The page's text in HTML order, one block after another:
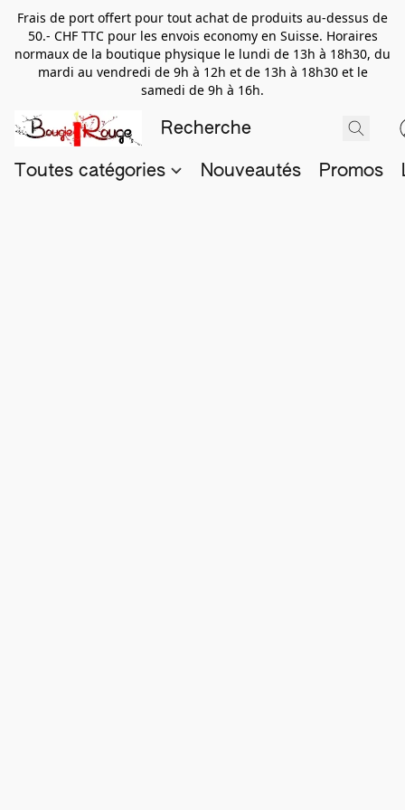
Frais de port offert pour tout achat de produits au-dessus de
50.- CHF TTC pour les envois economy en Suisse. Horaires
normaux de la boutique physique le lundi de 13h à 18h30, du
mardi au vendredi de 9h à 12h et de 13h à 18h30 et le
samedi de 9h à 16h.
Toutes catégories Nouveautés Promos